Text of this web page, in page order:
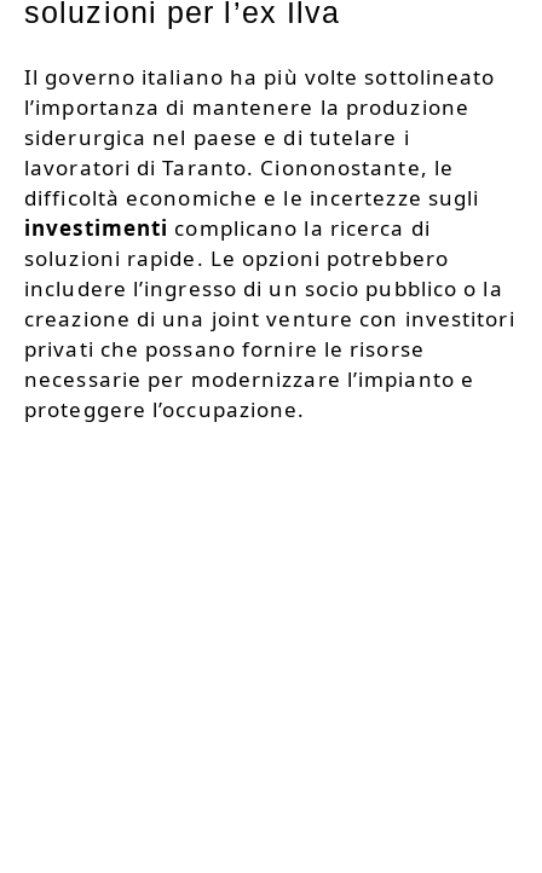
soluzioni per l’ex Ilva
Il governo italiano ha più volte sottolineato
l’importanza di mantenere la produzione
siderurgica nel paese e di tutelare i
lavoratori di Taranto. Ciononostante, le
difficoltà economiche e le incertezze sugli
investimenti complicano la ricerca di
soluzioni rapide. Le opzioni potrebbero
includere l’ingresso di un socio pubblico o la
creazione di una joint venture con investitori
privati che possano fornire le risorse
necessarie per modernizzare l’impianto e
proteggere l’occupazione.